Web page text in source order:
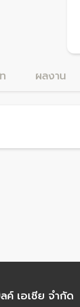
ผลงาน
ค์ เอเชีย จำกัด